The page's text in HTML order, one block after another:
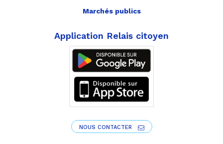
Marchés publics
Application Relais citoyen
NOUS CONTACTER